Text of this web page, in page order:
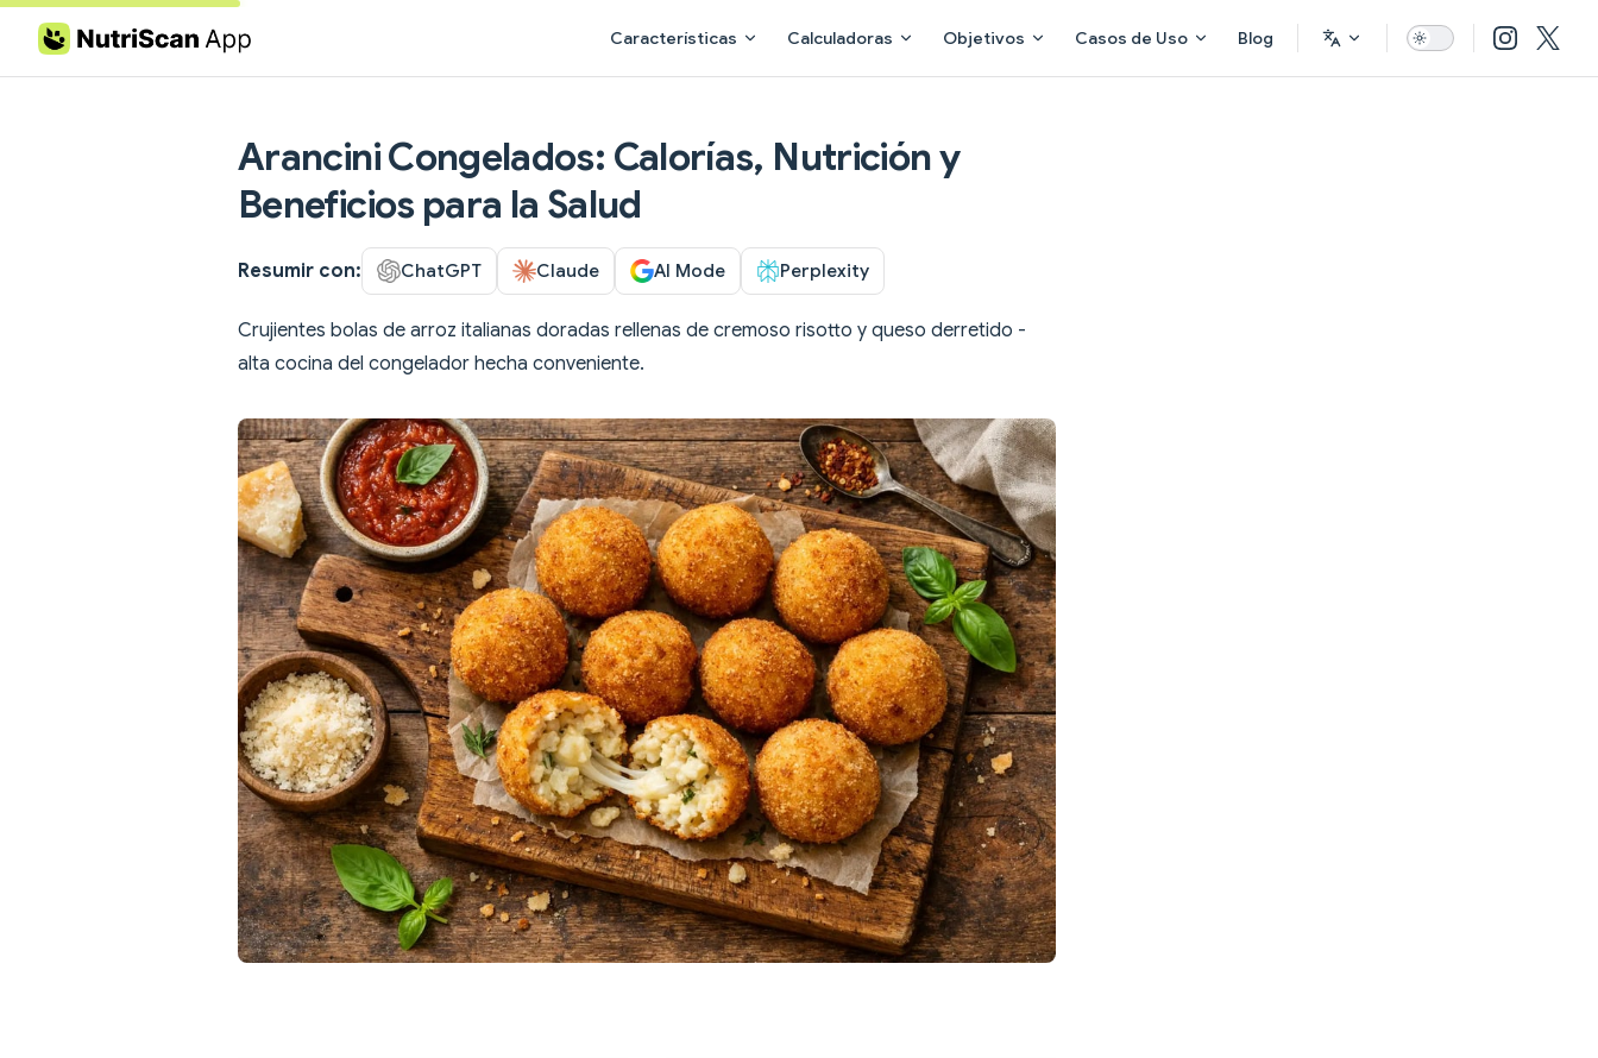
Skip to content Características Calculadoras Objetivos Casos de Uso Blog
Arancini Congelados: Calorías, Nutrición y
Beneficios para la Salud
Resumir con: ChatGPT Claude AI Mode Perplexity
Crujientes bolas de arroz italianas doradas rellenas de cremoso risotto y queso derretido -
alta cocina del congelador hecha conveniente.